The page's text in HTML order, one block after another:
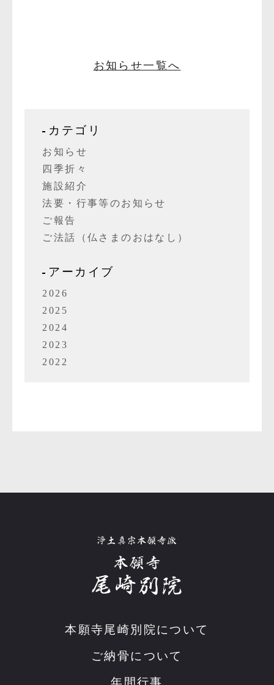
お知らせ一覧へ
カテゴリ
お知らせ
四季折々
施設紹介
法要・行事等のお知らせ
ご報告
ご法話（仏さまのおはなし）
アーカイブ
2026
2025
2024
2023
2022
本願寺尾崎別院について
ご納骨について
年間行事